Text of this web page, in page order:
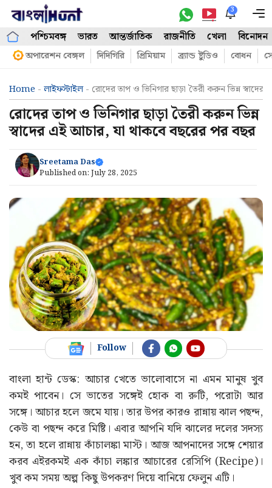
Skip
content
3
পশ্চিমবঙ্গ ভারত আন্তর্জাতিক রাজনীতি খেলা বিনোদন
অপারেশন বেঙ্গল দিদিগিরি প্রিমিয়াম ব্র্যান্ড ষ্টুডিও বোধন
Home - লাইফস্টাইল- রোদের তাপ ও ভিনিগার ছাড়া তৈরী করুন ভিন্ন
রোদের তাপ ও ভিনিগার ছাড়া তৈরী করুন ভিন্ন
স্বাদের এই আচার, যা থাকবে বছরের পর বছর
Sreetama Das
Published on: July 28, 2025
Follow
বাংলা হান্ট ডেস্ক: আচার খেতে ভালোবাসে না এমন মানুষ খুব
কমই পাবেন। সে ভাতের সঙ্গেই হোক বা রুটি, পরোটা আর
সঙ্গে। আচার হলে জমে যায়। তার উপর কারও রান্নায় ঝাল পছন্দ,
কেউ বা পছন্দ করে মিষ্টি। এবার আপনি যদি ঝালের দলের সদস্য
হন, তা হলে রান্নায় কাঁচালঙ্কা মাস্ট। আজ আপনাদের সঙ্গে শেয়ার
করব এইরকমই এক কাঁচা লঙ্কার আচারের রেসিপি (Recipe)।
খুব কম সময় অল্প কিছু উপকরণ দিয়ে বানিয়ে ফেলুন এটি।